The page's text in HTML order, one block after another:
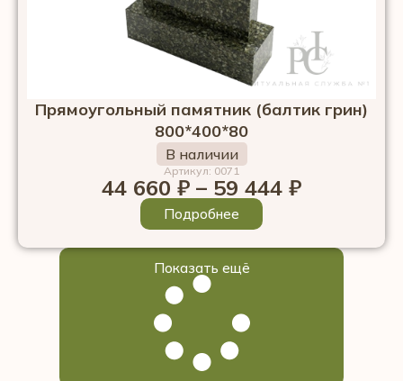
Прямоугольный памятник (балтик грин)
800*400*80
В наличии
Артикул: 0071
44 660 ₽ – 59 444 ₽
Подробнее
Показать ещё